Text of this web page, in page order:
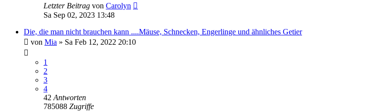
Letzter Beitrag von Carolyn
Sa Sep 02, 2023 13:48
Die, die man nicht brauchen kann ....Mäuse, Schnecken, Engerlinge und ähnliches Getier
von Mia » Sa Feb 12, 2022 20:10
1
2
3
4
42 Antworten
785088 Zugriffe